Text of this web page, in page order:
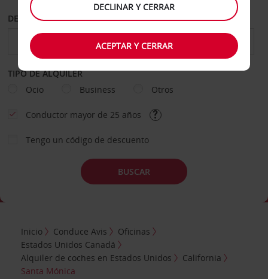
DESDE HASTA
TIPO DE ALQUILER
Ocio
Business Otros
Conductor mayor de 25 años
Tengo un código de descuento
BUSCAR
Inicio Conduce Avis
Oficinas
Estados Unidos Canadá
Alquiler de coches en Estados Unidos
California
Santa Mónica
DECLINAR Y CERRAR
ACEPTAR Y CERRAR